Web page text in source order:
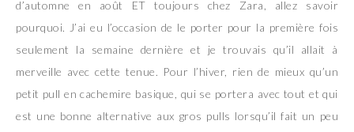
d’automne en août ET toujours chez Zara, allez savoir
pourquoi. J’ai eu l’occasion de le porter pour la première fois
seulement la semaine dernière et je trouvais qu’il allait à
merveille avec cette tenue. Pour l’hiver, rien de mieux qu’un
petit pull en cachemire basique, qui se portera avec tout et qui
est une bonne alternative aux gros pulls lorsqu’il fait un peu